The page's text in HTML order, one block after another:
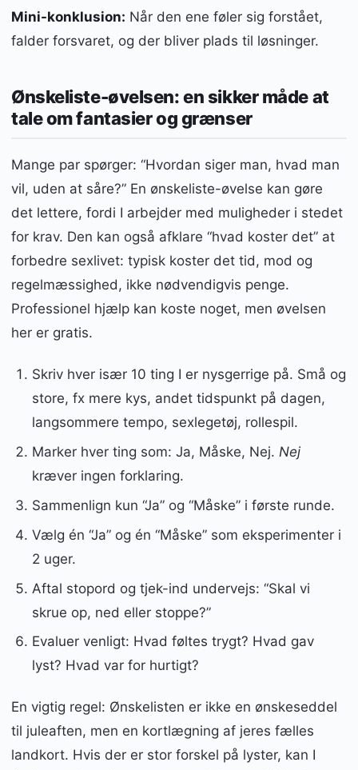
Mini-konklusion: Når den ene føler sig forstået,
falder forsvaret, og der bliver plads til løsninger.
Ønskeliste-øvelsen: en sikker måde at
tale om fantasier og grænser
Mange par spørger: “Hvordan siger man, hvad man
vil, uden at såre?” En ønskeliste-øvelse kan gøre
det lettere, fordi I arbejder med muligheder i stedet
for krav. Den kan også afklare “hvad koster det” at
forbedre sexlivet: typisk koster det tid, mod og
regelmæssighed, ikke nødvendigvis penge.
Professionel hjælp kan koste noget, men øvelsen
her er gratis.
Skriv hver især 10 ting I er nysgerrige på. Små og
store, fx mere kys, andet tidspunkt på dagen,
langsommere tempo, sexlegetøj, rollespil.
Marker hver ting som: Ja, Måske, Nej. Nej
kræver ingen forklaring.
Sammenlign kun “Ja” og “Måske” i første runde.
Vælg én “Ja” og én “Måske” som eksperimenter i
2 uger.
Aftal stopord og tjek-ind undervejs: “Skal vi
skrue op, ned eller stoppe?”
Evaluer venligt: Hvad føltes trygt? Hvad gav
lyst? Hvad var for hurtigt?
En vigtig regel: Ønskelisten er ikke en ønskeseddel
til juleaften, men en kortlægning af jeres fælles
landkort. Hvis der er stor forskel på lyster, kan I